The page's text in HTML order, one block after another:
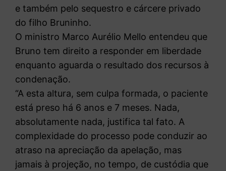
e também pelo sequestro e cárcere privado
do filho Bruninho.
O ministro Marco Aurélio Mello entendeu que
Bruno tem direito a responder em liberdade
enquanto aguarda o resultado dos recursos à
condenação.
“A esta altura, sem culpa formada, o paciente
está preso há 6 anos e 7 meses. Nada,
absolutamente nada, justifica tal fato. A
complexidade do processo pode conduzir ao
atraso na apreciação da apelação, mas
jamais à projeção, no tempo, de custódia que